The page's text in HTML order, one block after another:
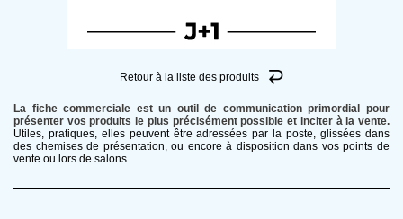
Date de livraison souhaitée
PROPRIÉTÉS
Retour à la liste des produits
La fiche commerciale est un outil de communication primordial pour
présenter vos produits le plus précisément possible et inciter à la vente.
Utiles, pratiques, elles peuvent être adressées par la poste, glissées dans
des chemises de présentation, ou encore à disposition dans vos points de
vente ou lors de salons.